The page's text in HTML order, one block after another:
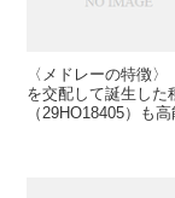
〈メドレーの特徴
を交配して誕生した
（29HO18405）も